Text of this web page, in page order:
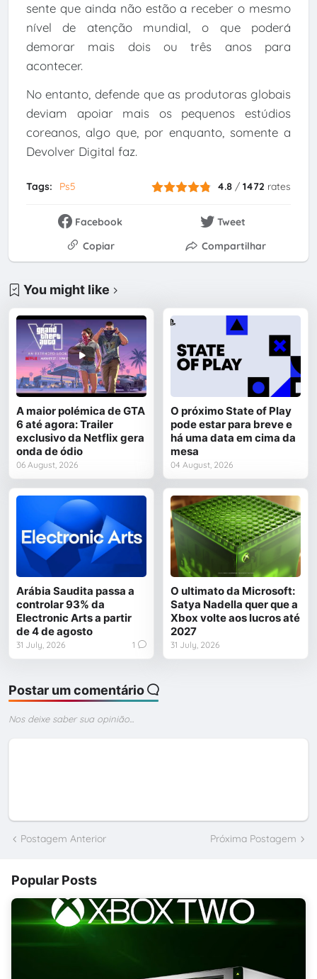
sente que ainda não estão a receber o mesmo
nível de atenção mundial, o que poderá
demorar mais dois ou três anos para
acontecer.
No entanto, defende que as produtoras globais
deviam apoiar mais os pequenos estúdios
coreanos, algo que, por enquanto, somente a
Devolver Digital faz.
Tags: Ps5 4.8 /1472 rates
Facebook
Tweet
Copiar
Compartilhar
You might like
A maior polémica de GTA
6 até agora: Trailer
exclusivo da Netflix gera
onda de ódio
06 August, 2026
O próximo State of Play
pode estar para breve e
há uma data em cima da
mesa
04 August, 2026
Arábia Saudita passa a
controlar 93% da
Electronic Arts a partir
de 4 de agosto
31 July, 2026 1
O ultimato da Microsoft:
Satya Nadella quer que a
Xbox volte aos lucros até
2027
31 July, 2026
Postar um comentário
Nos deixe saber sua opinião...
Postagem Anterior Próxima Postagem
Popular Posts